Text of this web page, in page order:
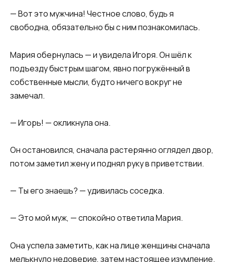
— Вот это мужчина! Честное слово, будь я
свободна, обязательно бы с ним познакомилась.
Мария обернулась — и увидела Игоря. Он шёл к
подъезду быстрым шагом, явно погружённый в
собственные мысли, будто ничего вокруг не
замечал.
— Игорь! — окликнула она.
Он остановился, сначала растерянно оглядел двор,
потом заметил жену и поднял руку в приветствии.
— Ты его знаешь? — удивилась соседка.
— Это мой муж, — спокойно ответила Мария.
Она успела заметить, как на лице женщины сначала
мелькнуло недоверие, затем настоящее изумление.